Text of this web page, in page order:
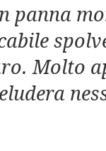
panna
Molto